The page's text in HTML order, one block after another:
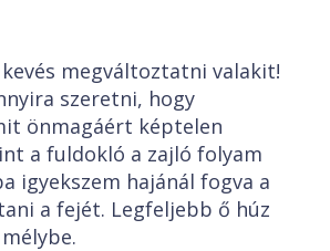
megváltoztatni valakit!
szeretni, hogy
önmagáért képtelen
a fuldokló a zajló folyam
igyekszem hajánál fogva a
a fejét. Legfeljebb ő húz